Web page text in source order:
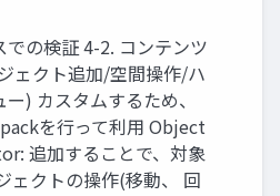
での検証 4-2. コンテンツ
ェクト追加/空間操作/ハ
) カスタムするため、
を行って利用 Object
追加することで、対象
ェクトの操作(移動、 回